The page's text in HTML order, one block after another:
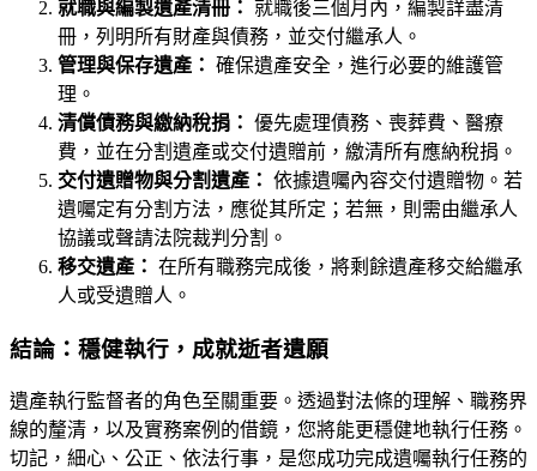
就職與編製遺產清冊： 就職後三個月內，編製詳盡清
冊，列明所有財產與債務，並交付繼承人。
管理與保存遺產： 確保遺產安全，進行必要的維護管
理。
清償債務與繳納稅捐： 優先處理債務、喪葬費、醫療
費，並在分割遺產或交付遺贈前，繳清所有應納稅捐。
交付遺贈物與分割遺產： 依據遺囑內容交付遺贈物。若
遺囑定有分割方法，應從其所定；若無，則需由繼承人
協議或聲請法院裁判分割。
移交遺產： 在所有職務完成後，將剩餘遺產移交給繼承
人或受遺贈人。
結論：穩健執行，成就逝者遺願
遺產執行監督者的角色至關重要。透過對法條的理解、職務界
線的釐清，以及實務案例的借鏡，您將能更穩健地執行任務。
切記，細心、公正、依法行事，是您成功完成遺囑執行任務的